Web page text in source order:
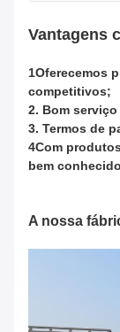
Vantagens
1Oferecemos
competitivos;
2. Bom
3. Termos de
4Com
bem
A nossa